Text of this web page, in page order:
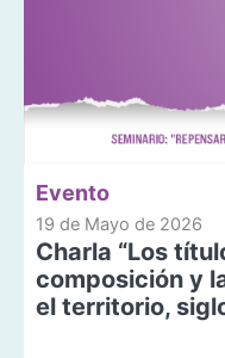
Evento
19 de Mayo de 2026
Charla “Los
composición y
el territorio,